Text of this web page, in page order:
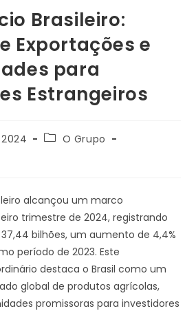
Brasileiro:
Exportações e
para
Estrangeiros
O Grupo
alcançou um marco
trimestre de 2024, registrando
bilhões, um aumento de 4,4%
período de 2023. Este
destaca o Brasil como um
global de produtos agrícolas,
promissoras para investidores